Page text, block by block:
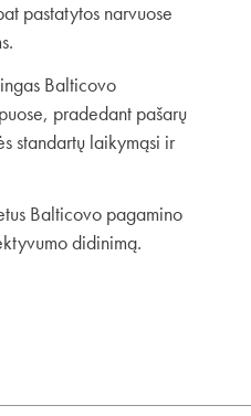
pastatytos narvuose
Balticovo
pradedant pašarų
standartų laikymąsi ir
Balticovo pagamino
didinimą.